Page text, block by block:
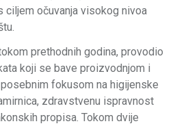
ciljem očuvanja visokog nivoa
prethodnih godina, provodio
koji se bave proizvodnjom i
fokusom na higijenske
zdravstvenu ispravnost
propisa. Tokom dvije